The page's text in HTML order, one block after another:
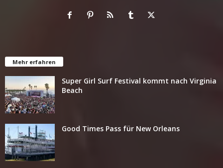
Mehr erfahren
Super Girl Surf Festival kommt nach Virginia
Beach
Good Times Pass für New Orleans